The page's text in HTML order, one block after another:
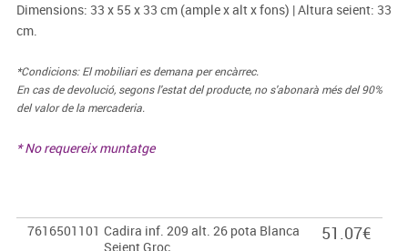
Dimensions: 33 x 55 x 33 cm (ample x alt x fons) | Altura seient: 33
cm.
*Condicions: El mobiliari es demana per encàrrec.
En cas de devolució, segons l'estat del producte, no s'abonarà més del 90%
del valor de la mercaderia.
* No requereix muntatge
7616501101 Cadira inf. 209 alt. 26 pota Blanca
Seient Groc
51.07€